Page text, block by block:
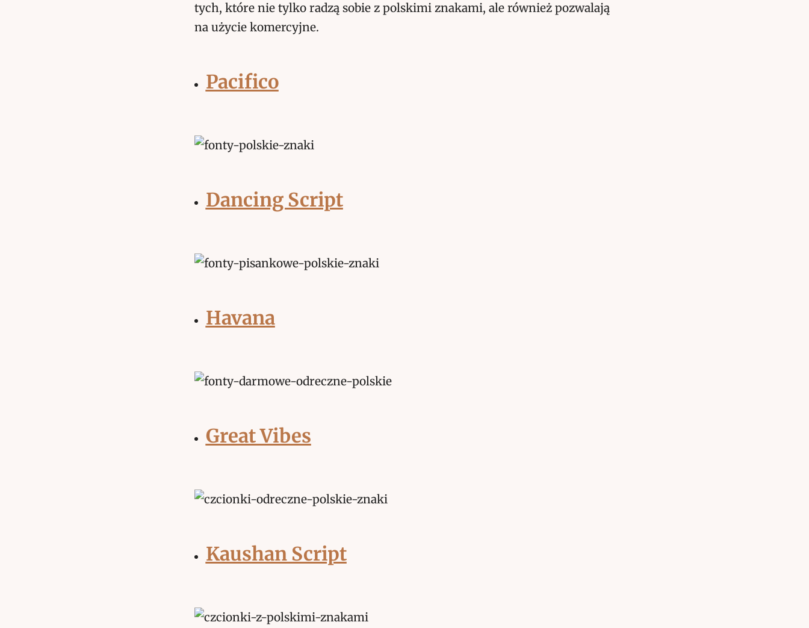
tych, które nie tylko radzą sobie z polskimi znakami, ale również pozwalają
na użycie komercyjne.
Pacifico
Dancing Script
Havana
Great Vibes
Kaushan Script